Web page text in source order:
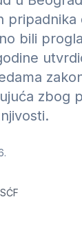
bili
zbog